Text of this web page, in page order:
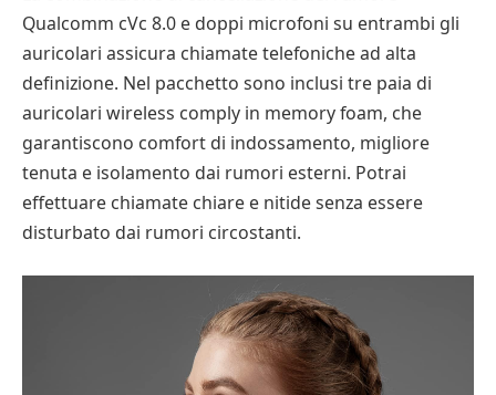
Qualcomm cVc 8.0 e doppi microfoni su entrambi gli
auricolari assicura chiamate telefoniche ad alta
definizione. Nel pacchetto sono inclusi tre paia di
auricolari wireless comply in memory foam, che
garantiscono comfort di indossamento, migliore
tenuta e isolamento dai rumori esterni. Potrai
effettuare chiamate chiare e nitide senza essere
disturbato dai rumori circostanti.